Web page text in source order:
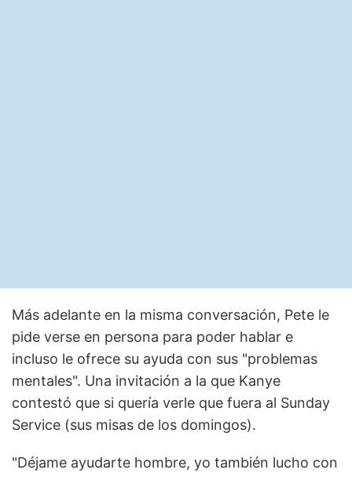
Más adelante en la misma conversación, Pete le
pide verse en persona para poder hablar e
incluso le ofrece su ayuda con sus "problemas
mentales". Una invitación a la que Kanye
contestó que si quería verle que fuera al Sunday
Service (sus misas de los domingos).
"Déjame ayudarte hombre, yo también lucho con